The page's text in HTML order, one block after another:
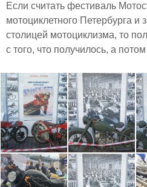
Если считать фестиваль
мотоциклетного Петербурга и
столицей мотоциклизма, то
с того, что получилось, а